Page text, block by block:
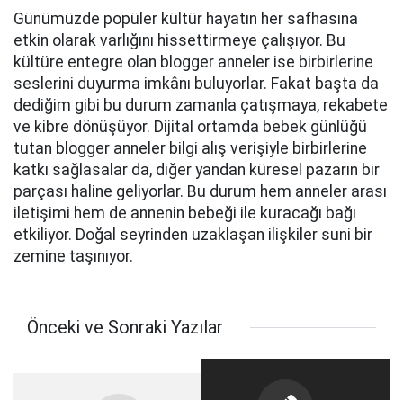
Günümüzde popüler kültür hayatın her safhasına
etkin olarak varlığını hissettirmeye çalışıyor. Bu
kültüre entegre olan blogger anneler ise birbirlerine
seslerini duyurma imkânı buluyorlar. Fakat başta da
dediğim gibi bu durum zamanla çatışmaya, rekabete
ve kibre dönüşüyor. Dijital ortamda bebek günlüğü
tutan blogger anneler bilgi alış verişiyle birbirlerine
katkı sağlasalar da, diğer yandan küresel pazarın bir
parçası haline geliyorlar. Bu durum hem anneler arası
iletişimi hem de annenin bebeği ile kuracağı bağı
etkiliyor. Doğal seyrinden uzaklaşan ilişkiler suni bir
zemine taşınıyor.
Önceki ve Sonraki Yazılar